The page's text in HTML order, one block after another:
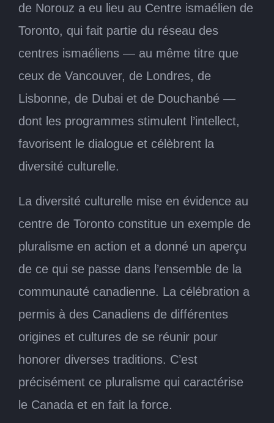
de Norouz a eu lieu au Centre ismaélien de
Toronto, qui fait partie du réseau des
centres ismaéliens ― au même titre que
ceux de Vancouver, de Londres, de
Lisbonne, de Dubai et de Douchanbé ―
dont les programmes stimulent l’intellect,
favorisent le dialogue et célèbrent la
diversité culturelle.
La diversité culturelle mise en évidence au
centre de Toronto constitue un exemple de
pluralisme en action et a donné un aperçu
de ce qui se passe dans l’ensemble de la
communauté canadienne. La célébration a
permis à des Canadiens de différentes
origines et cultures de se réunir pour
honorer diverses traditions. C’est
précisément ce pluralisme qui caractérise
le Canada et en fait la force.